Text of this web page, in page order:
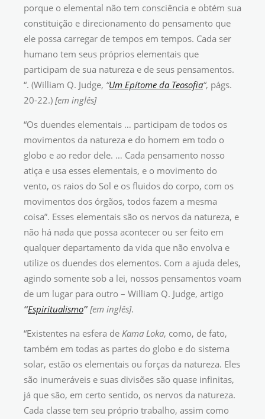
porque o elemental não tem consciência e obtém sua
constituição e direcionamento do pensamento que
ele possa carregar de tempos em tempos. Cada ser
humano tem seus próprios elementais que
participam de sua natureza e de seus pensamentos.
“. (William Q. Judge, “Um Epítome da Teosofia“, págs.
20-22.) [em inglês]
“Os duendes elementais … participam de todos os
movimentos da natureza e do homem em todo o
globo e ao redor dele. … Cada pensamento nosso
atiça e usa esses elementais, e o movimento do
vento, os raios do Sol e os fluidos do corpo, com os
movimentos dos órgãos, todos fazem a mesma
coisa”. Esses elementais são os nervos da natureza, e
não há nada que possa acontecer ou ser feito em
qualquer departamento da vida que não envolva e
utilize os duendes dos elementos. Com a ajuda deles,
agindo somente sob a lei, nossos pensamentos voam
de um lugar para outro – William Q. Judge, artigo
“Espiritualismo”[em inglês].
“Existentes na esfera de Kama Loka, como, de fato,
também em todas as partes do globo e do sistema
solar, estão os elementais ou forças da natureza. Eles
são inumeráveis e suas divisões são quase infinitas,
já que são, em certo sentido, os nervos da natureza.
Cada classe tem seu próprio trabalho, assim como